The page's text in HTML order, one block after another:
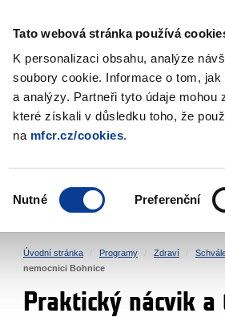
Tato webová stránka používá
K personalizaci obsahu, analýze
soubory cookie. Informace o tom,
a analýzy. Partneři tyto údaje
které získali v důsledku toho, že
na mfcr.cz/cookies.
souhlasu
Nutné Preferenční
Fondy EHP a Norska
ŽIVOTNÍ PROSTŘEDÍ
Úvodní stránka Programy Zdraví
nemocnici Bohnice
Praktický nácvik